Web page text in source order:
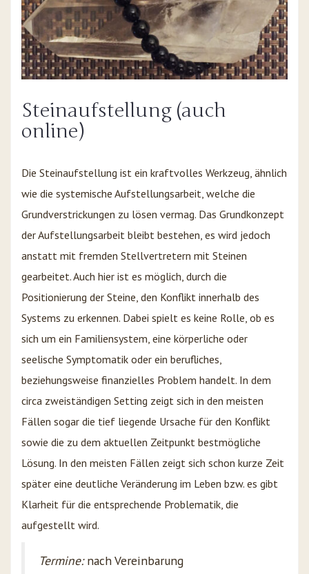
Steinaufstellung (auch
online)
Die Steinaufstellung ist ein kraftvolles Werkzeug, ähnlich
wie die systemische Aufstellungsarbeit, welche die
Grundverstrickungen zu lösen vermag. Das Grundkonzept
der Aufstellungsarbeit bleibt bestehen, es wird jedoch
anstatt mit fremden Stellvertretern mit Steinen
gearbeitet. Auch hier ist es möglich, durch die
Positionierung der Steine, den Konflikt innerhalb des
Systems zu erkennen. Dabei spielt es keine Rolle, ob es
sich um ein Familiensystem, eine körperliche oder
seelische Symptomatik oder ein berufliches,
beziehungsweise finanzielles Problem handelt. In dem
circa zweiständigen Setting zeigt sich in den meisten
Fällen sogar die tief liegende Ursache für den Konflikt
sowie die zu dem aktuellen Zeitpunkt bestmögliche
Lösung. In den meisten Fällen zeigt sich schon kurze Zeit
später eine deutliche Veränderung im Leben bzw. es gibt
Klarheit für die entsprechende Problematik, die
aufgestellt wird.
Termine:nach Vereinbarung